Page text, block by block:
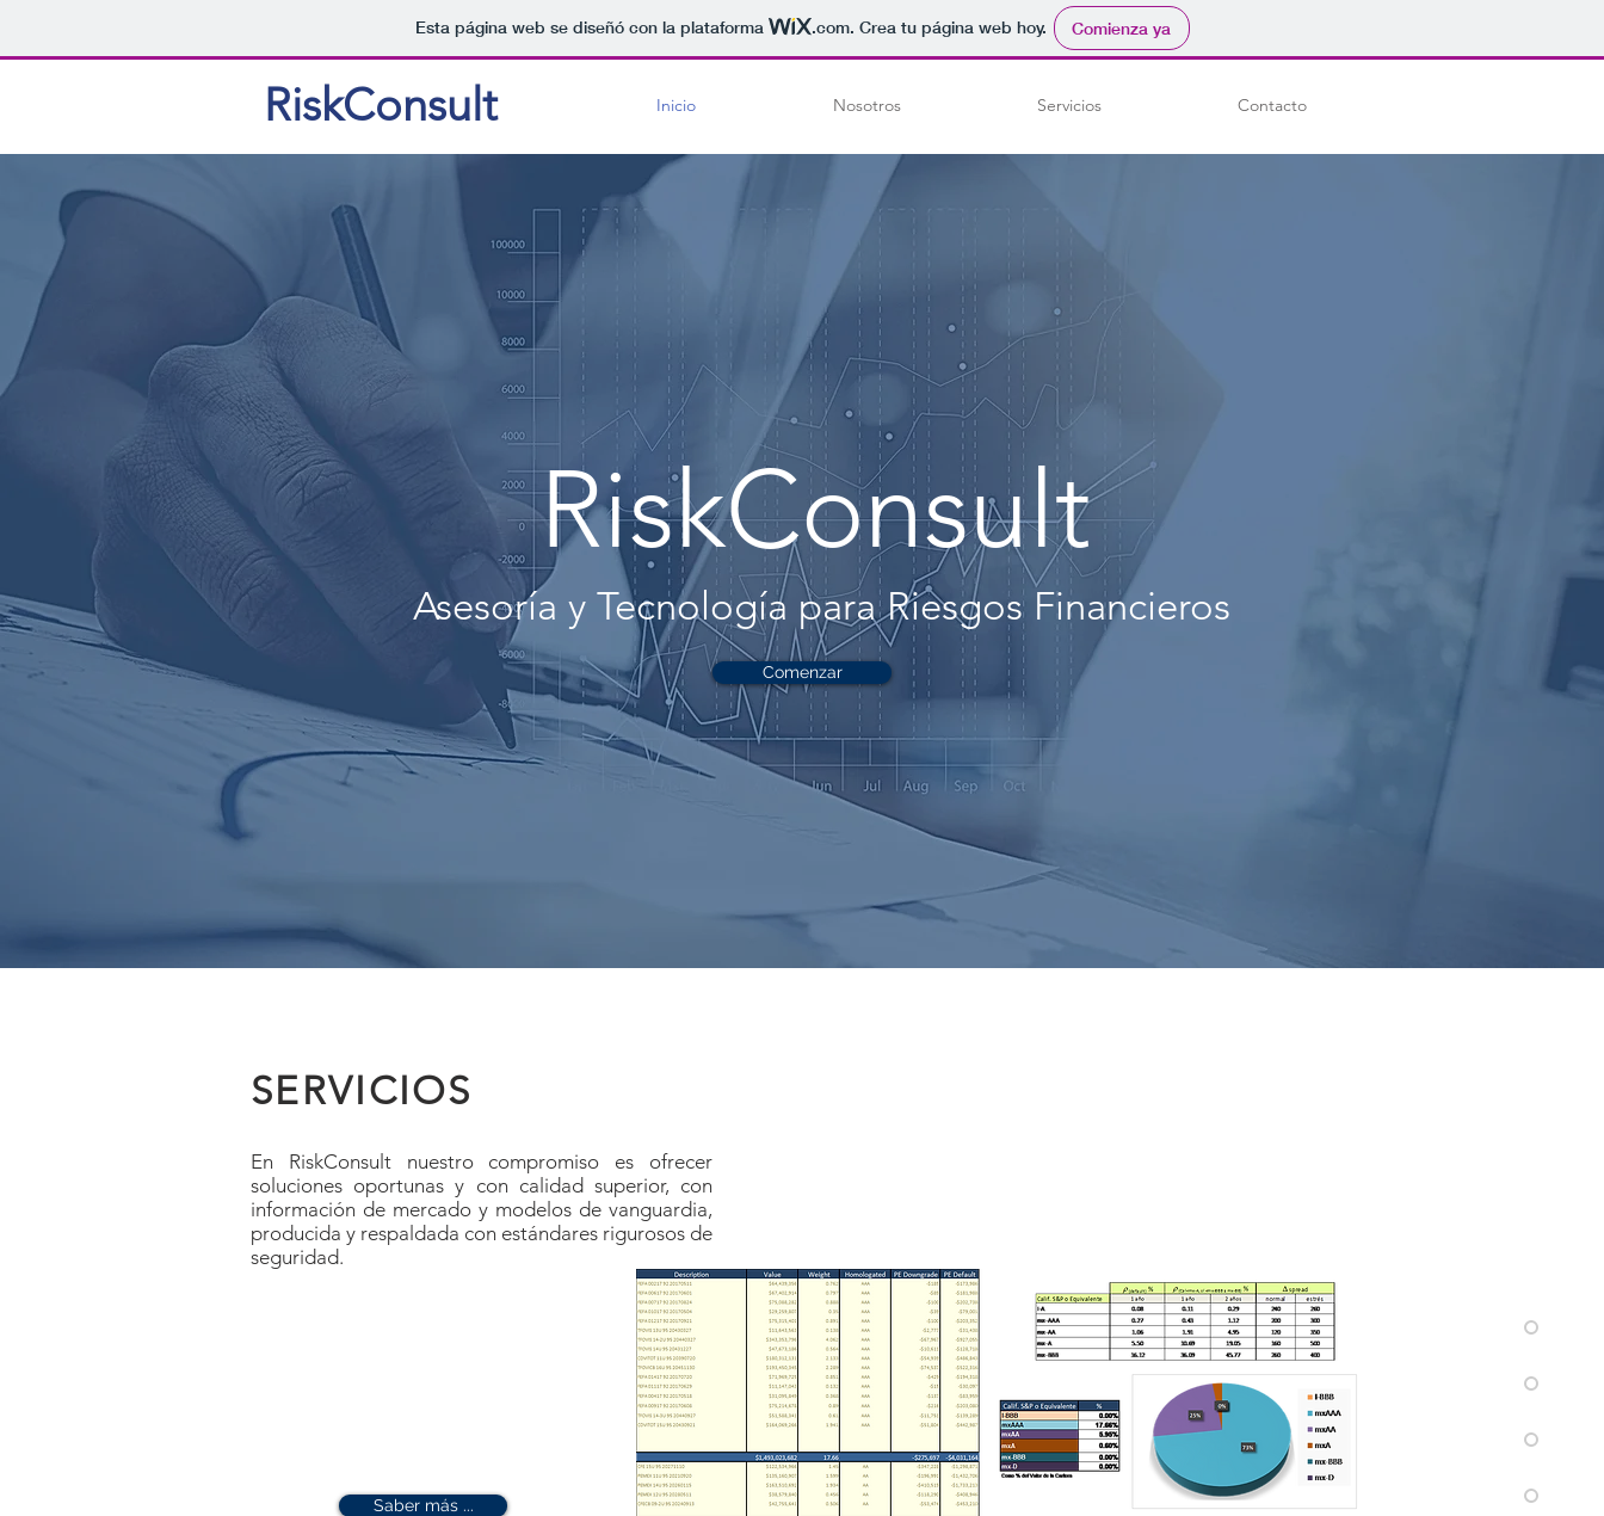
Esta página web se diseñó con la plataforma .com. Crea tu página web hoy. Comienza ya
RiskConsult Inicio Nosotros Servicios Contacto
SERVICIOS
En RiskConsult nuestro compromiso es ofrecer
soluciones oportunas y con calidad superior, con
información de mercado y modelos de vanguardia,
producida y respaldada con estándares rigurosos de
seguridad.
Saber más ...
RiskConsult
Asesoría y Tecnología para Riesgos Financieros
Comenzar